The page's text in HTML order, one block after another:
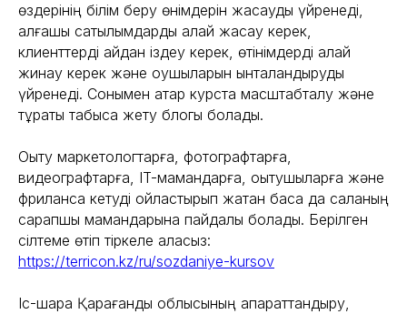
өздерінің білім беру өнімдерін жасауды үйренеді,
алғашқы сатылымдарды қалай жасау керек,
клиенттерді қайдан іздеу керек, өтінімдерді қалай
жинау керек және оқушыларын ынталандыруды
үйренеді. Сонымен қатар курста масштабталу және
тұрақты табысқа жету блогы болады.
Оқыту маркетологтарға, фотографтарға,
видеографтарға, IT-мамандарға, оқытушыларға және
фрилансқа кетуді ойластырып жатқан басқа да саланың
сарапшы мамандарына пайдалы болады. Берілген
сілтеме өтіп тіркеле аласыз:
https://terricon.kz/ru/sozdaniye-kursov
Іс-шара Қарағанды облысының ақпараттандыру,